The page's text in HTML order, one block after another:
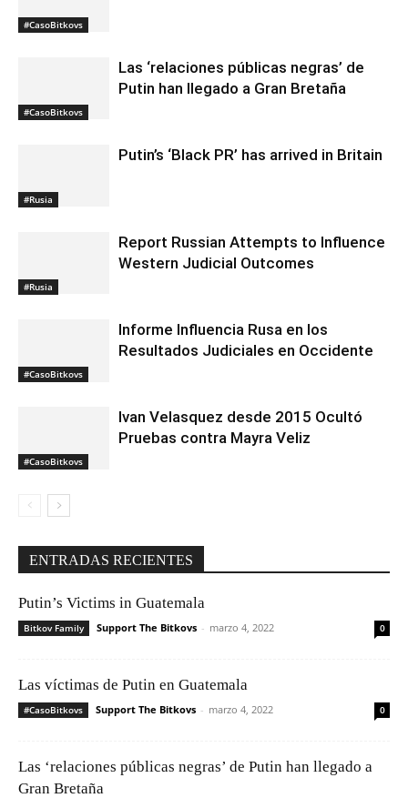
#CasoBitkovs
#CasoBitkovs
Las ‘relaciones públicas negras’ de
Putin han llegado a Gran Bretaña
#Rusia
Putin’s ‘Black PR’ has arrived in Britain
#Rusia
Report Russian Attempts to Influence
Western Judicial Outcomes
#CasoBitkovs
Informe Influencia Rusa en los
Resultados Judiciales en Occidente
#CasoBitkovs
Ivan Velasquez desde 2015 Ocultó
Pruebas contra Mayra Veliz
ENTRADAS RECIENTES
Putin’s Victims in Guatemala
Bitkov Family Support The Bitkovs - marzo 4, 2022 0
Las víctimas de Putin en Guatemala
#CasoBitkovs Support The Bitkovs - marzo 4, 2022 0
Las ‘relaciones públicas negras’ de Putin han llegado a
Gran Bretaña